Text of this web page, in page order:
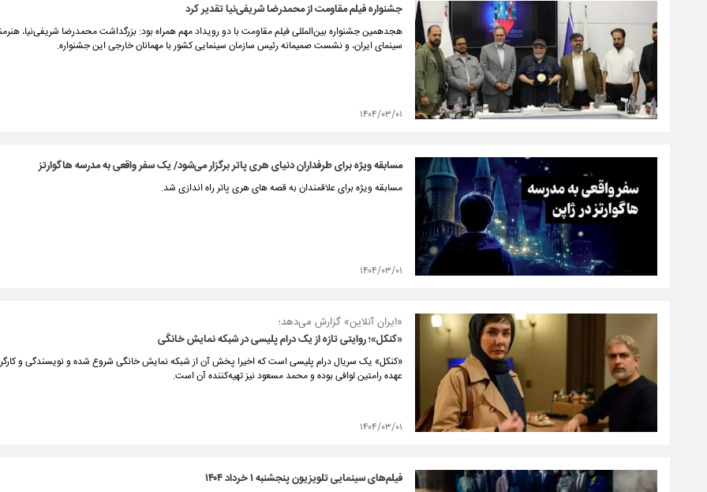
جشنواره فیلم مقاومت از محمدرضا شریفی‌نیا تقدیر کرد
هجدهمین جشنواره بین‌المللی فیلم مقاومت با دو رویداد مهم همراه بود: بزرگداشت محمدرضا شریفی‌نیا،
سینمای ایران، و نشست صمیمانه رئیس سازمان سینمایی کشور با مهمانان خارجی این جشنواره.
۱۴۰۴/۰۳/۰۱
مسابقه ویژه برای طرفداران دنیای هری پاتر برگزار می‌شود/ یک سفر واقعی به مدرسه هاگوارتز
مسابقه ویژه برای علاقمندان به قصه های هری پاتر راه اندازی شد.
۱۴۰۴/۰۳/۰۱
«ایران آنلاین» گزارش می‌دهد؛
«کنکل»؛ روایتی تازه از یک درام پلیسی در شبکه نمایش خانگی
«کنکل» یک سریال درام پلیسی است که اخیرا پخش آن از شبکه نمایش خانگی شروع شده و نویسندگی و
عهده رامتین لوافی بوده و محمد مسعود نیز تهیه‌کننده آن است.
۱۴۰۴/۰۳/۰۱
فیلم‌های سینمایی تلویزیون پنجشنبه ۱ خرداد ۱۴۰۴